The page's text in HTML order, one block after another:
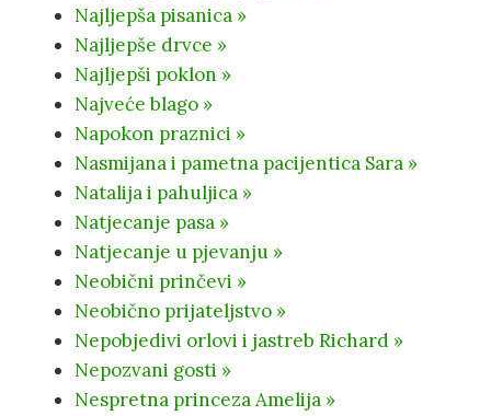
Najljepša pisanica »
Najljepše drvce »
Najljepši poklon »
Najveće blago »
Napokon praznici »
Nasmijana i pametna pacijentica Sara »
Natalija i pahuljica »
Natjecanje pasa »
Natjecanje u pjevanju »
Neobični prinčevi »
Neobično prijateljstvo »
Nepobjedivi orlovi i jastreb Richard »
Nepozvani gosti »
Nespretna princeza Amelija »